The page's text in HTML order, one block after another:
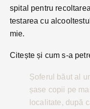
spital pentru
testarea cu
mie.
Citește și cum s-a
Șoferul băut al
șase copii pe
localitate, după